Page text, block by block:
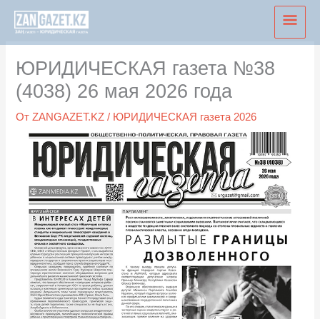
Перейти
содержимому
ЮРИДИЧЕСКАЯ газета №38
(4038) 26 мая 2026 года
ОтZANGAZET.KZ/ ЮРИДИЧЕСКАЯ газета 2026